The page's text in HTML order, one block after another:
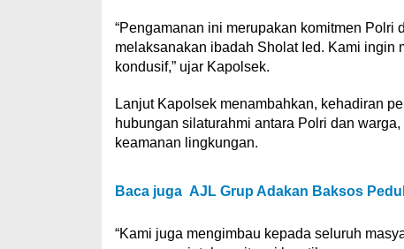
“Pengamanan ini merupakan komitmen Polri
melaksanakan ibadah Sholat Ied. Kami ingin
kondusif,” ujar Kapolsek.
Lanjut Kapolsek menambahkan, kehadiran
hubungan silaturahmi antara Polri dan
keamanan lingkungan.
Baca juga AJL Grup Adakan Baksos
“Kami juga mengimbau kepada seluruh